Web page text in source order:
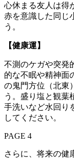
心休まる友人は得
赤を意識した同じ
う。
【健康運】
不測のケガや突発
的な不眠や精神面
の鬼門方位（北東
う。盛り塩と観葉
手洗いなど水回り
してください。
PAGE 4
さらに、将来の健